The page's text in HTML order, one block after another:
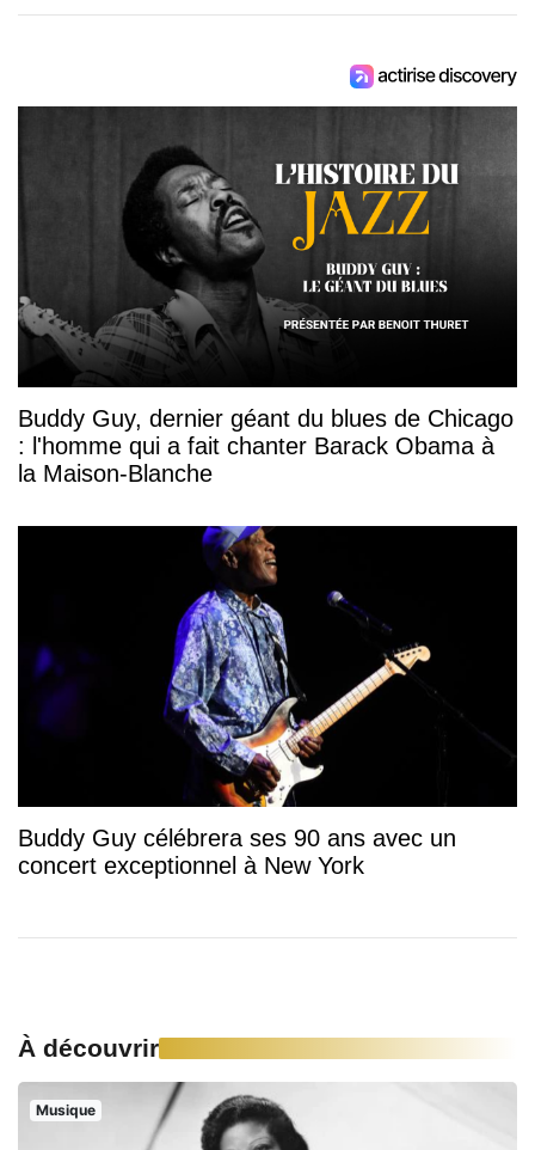
Buddy Guy, dernier géant du blues de Chicago
: l'homme qui a fait chanter Barack Obama à
la Maison-Blanche
Buddy Guy célébrera ses 90 ans avec un
concert exceptionnel à New York
À découvrir
Musique